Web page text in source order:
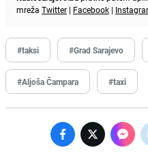
mreža Twitter | Facebook |
#taksi #Grad Sarajevo
#Aljoša Čampara #taxi